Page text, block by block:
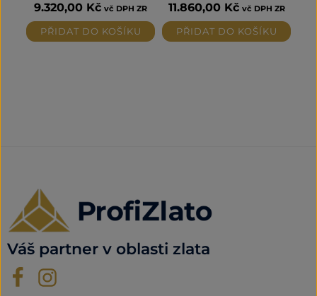
9.320,00 Kč vč DPH ZR
PŘIDAT DO KOŠÍKU
11.860,00 Kč vč DPH ZR
PŘIDAT DO KOŠÍKU
Váš partner v oblasti zlata